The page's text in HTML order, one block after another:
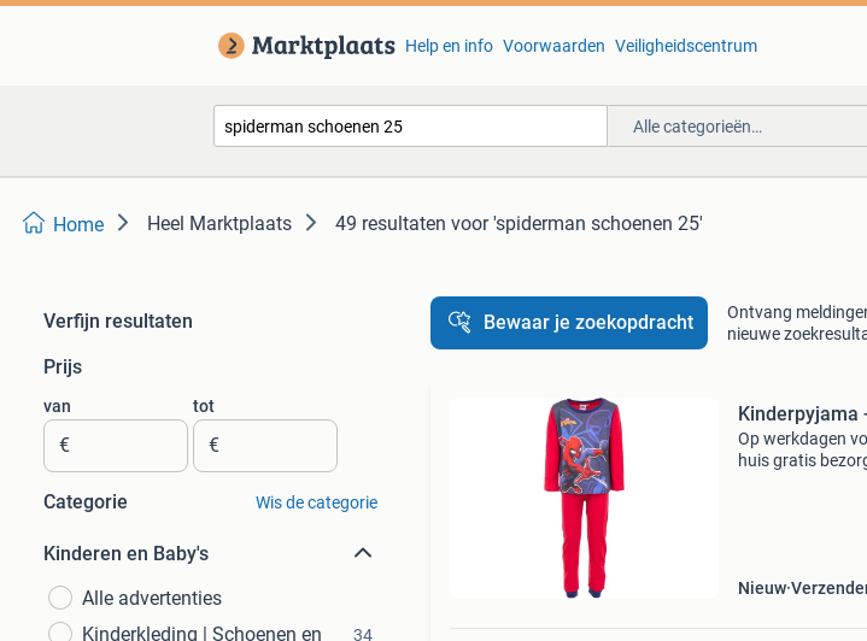
Help en info Voorwaarden Veiligheidscentrum
Alle categorieën…
Home Heel Marktplaats 49 resultaten voor 'spiderman schoenen 25'
Verfijn resultaten
Prijs
van
€
tot
€
Categorie Wis de categorie
Kinderen en Baby's
Alle advertenties
Kinderkleding | Schoenen en
34
Bewaar je zoekopdracht
Ontvang
nieuwe
Kinderpyjama
Op werkdagen
huis gratis
Nieuw